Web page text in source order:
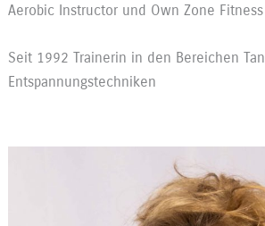
Aerobic Instructor und Own Zone Fitness
Seit 1992 Trainerin in den Bereichen
Entspannungstechniken